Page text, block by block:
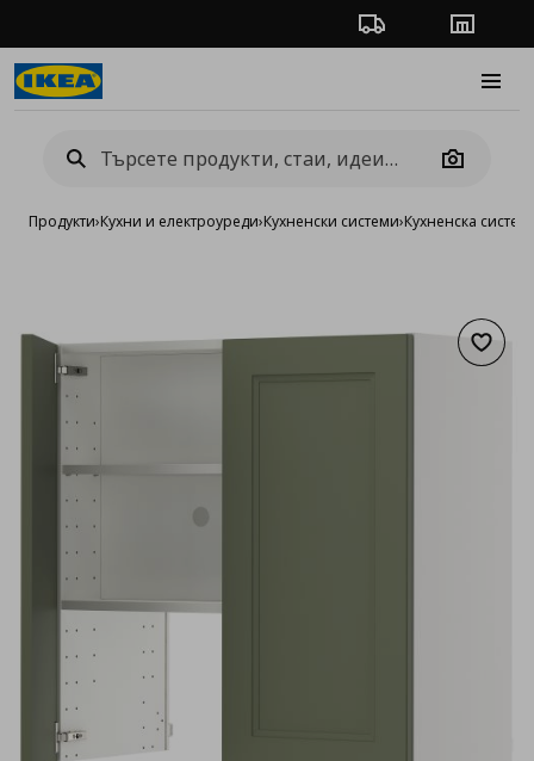
Проследяване на
Camera
Продукти›Кухни и електроуреди›Кухненски системи›Кухненска